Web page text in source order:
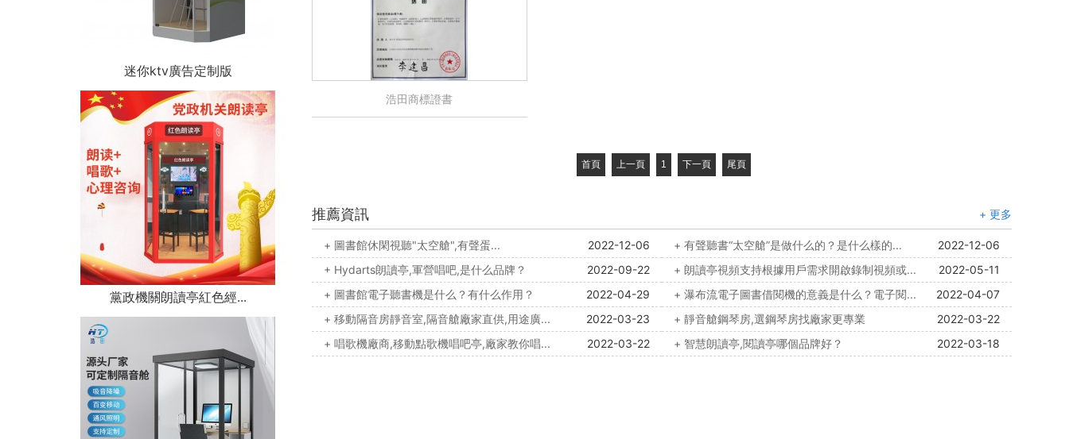
迷你ktv廣告定制版
黨政機關朗讀亭紅色經...
浩田商標證書
首頁 上一頁 1 下一頁 尾頁
推薦資訊 + 更多
+ 圖書館休閑視聽"太空艙",有聲蛋... 2022-12-06 + 有聲聽書“太空艙”是做什么的？是什么樣的...
2022-12-06
+ Hydarts朗讀亭,軍營唱吧,是什么品牌？
2022-09-22 + 朗讀亭視頻支持根據用戶需求開啟錄制視頻或...
2022-05-11
+ 圖書館電子聽書機是什么？有什么作用？
2022-04-29 + 瀑布流電子圖書借閱機的意義是什么？電子閱...
2022-04-07
+ 移動隔音房靜音室,隔音艙廠家直供,用途廣...
2022-03-23 + 靜音艙鋼琴房,選鋼琴房找廠家更專業
2022-03-22
+ 唱歌機廠商,移動點歌機唱吧亭,廠家教你唱...
2022-03-22 + 智慧朗讀亭,閱讀亭哪個品牌好？ 2022-03-18